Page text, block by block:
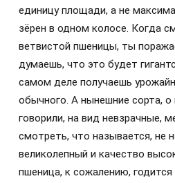
единицу площади, а не
зёрен в одном колосе. Когда
ветвистой пшеницы, ты
думаешь, что это будет
самом деле получаешь
обычного. А нынешние сорта,
говорили, на вид невзрачные,
смотреть, что называется, не
великолепный и качество
пшеница, к сожалению,